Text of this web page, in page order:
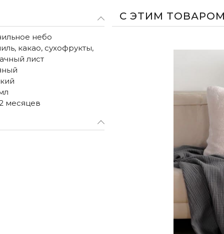
небо
какао, сухофрукты,
лист
месяцев
С ЭТИМ